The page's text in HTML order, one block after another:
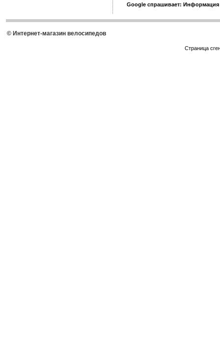
Google спрашивает:
© Интернет-магазин велосипедов
Страница